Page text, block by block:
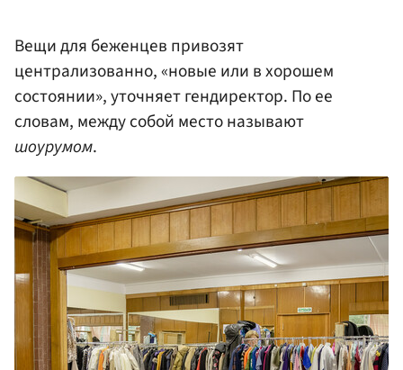
Вещи для беженцев привозят
централизованно, «новые или в хорошем
состоянии», уточняет гендиректор. По ее
словам, между собой место называют
шоурумом.